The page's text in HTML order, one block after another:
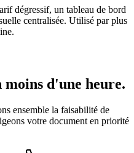
dégressif, un tableau de bord
centralisée. Utilisé par plus
moins d'une heure.
ensemble la faisabilité de
votre document en priorité